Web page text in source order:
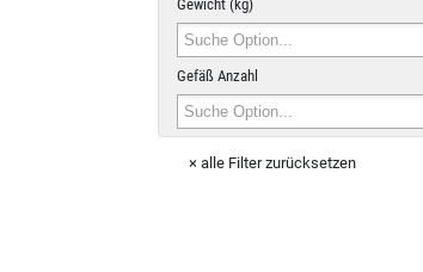
Gewicht (kg)
Gefäß Anzahl
× alle Filter zurücksetzen